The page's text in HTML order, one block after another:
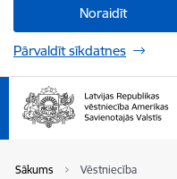
Noraidīt
Pārvaldīt sīkdatnes
Sākums Vēstniecība